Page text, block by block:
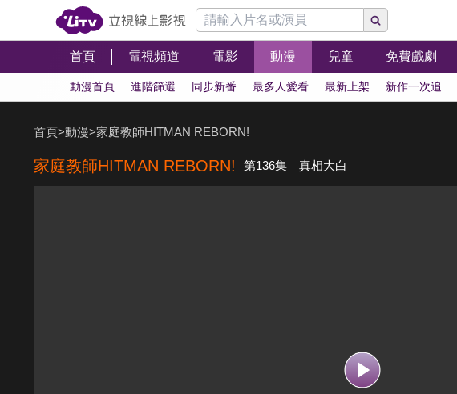
首頁 電視頻道 電影 動漫 兒童 免費戲劇
動漫首頁 進階篩選 同步新番 最多人愛看 最新上架 新作一次追
首頁>動漫>家庭教師HITMAN REBORN!
家庭教師HITMAN REBORN! 第136集 真相大白